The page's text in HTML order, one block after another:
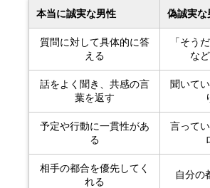
本当に誠実な男性 偽誠実な
質問に対して具体的に答
える
「そう
な
話をよく聞き、共感の言
葉を返す
聞いて
予定や行動に一貫性があ
る
言って
相手の都合を優先してく
れる
自分の